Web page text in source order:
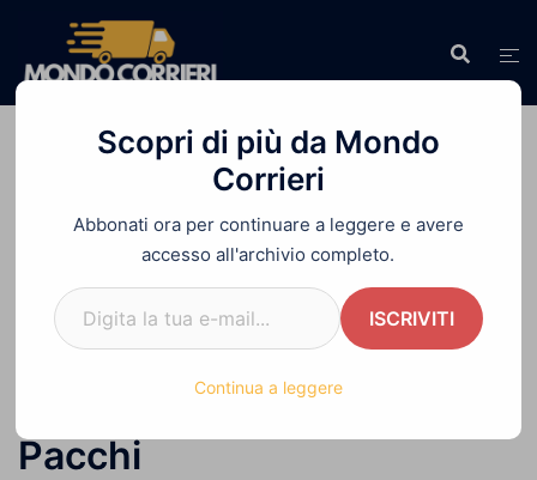
contenuto
Home»Come Funzionano i Locker per Ritirare
e Ricevere Pacchi
Come Funzionano i Locker
per Ritirare e Ricevere
Pacchi
Scopri di più da Mondo
Corrieri
Abbonati ora per continuare a leggere e avere
accesso all'archivio completo.
Digita la tua e-mail...
ISCRIVITI
Continua a leggere